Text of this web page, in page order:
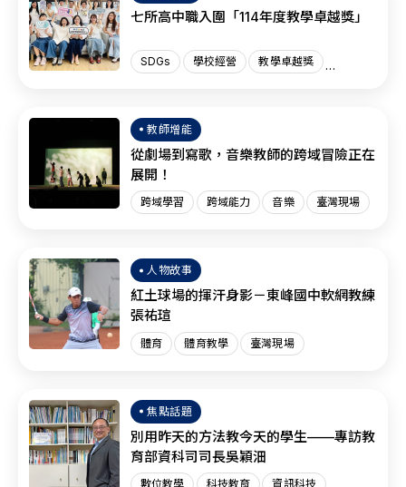
七所高中職入圍「114年度教學卓越獎」
SDGs 學校經營 教學卓越獎
教師增能
從劇場到寫歌，音樂教師的跨域冒險正在
展開！
跨域學習 跨域能力 音樂 臺灣現場
人物故事
紅土球場的揮汗身影－東峰國中軟網教練
張祐瑄
體育 體育教學 臺灣現場
焦點話題
別用昨天的方法教今天的學生——專訪教
育部資科司司長吳穎沺
數位教學 科技教育 資訊科技